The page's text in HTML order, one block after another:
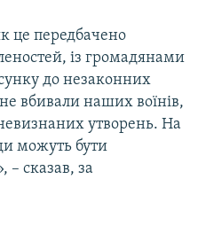
це передбачено
із громадянами
до незаконних
вбивали наших воїнів,
утворень. На
можуть бути
– сказав, за